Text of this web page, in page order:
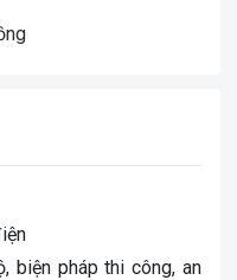
biện pháp thi công, an